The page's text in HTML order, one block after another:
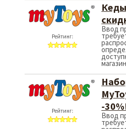
Рейтинг:
Ввод
Рейтинг:
-
Ввод